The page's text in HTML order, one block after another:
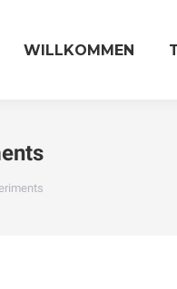
WILLKOMMEN